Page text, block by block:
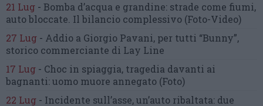
21 Lug - Bomba d’acqua e grandine: strade come fiumi,
auto bloccate. Il bilancio complessivo (Foto-Video)
27 Lug - Addio a Giorgio Pavani, per tutti “Bunny”,
storico commerciante di Lay Line
17 Lug - Choc in spiaggia, tragedia davanti ai
bagnanti:uomo muore annegato (Foto)
22 Lug - Incidente sull’asse, un’auto ribaltata: due